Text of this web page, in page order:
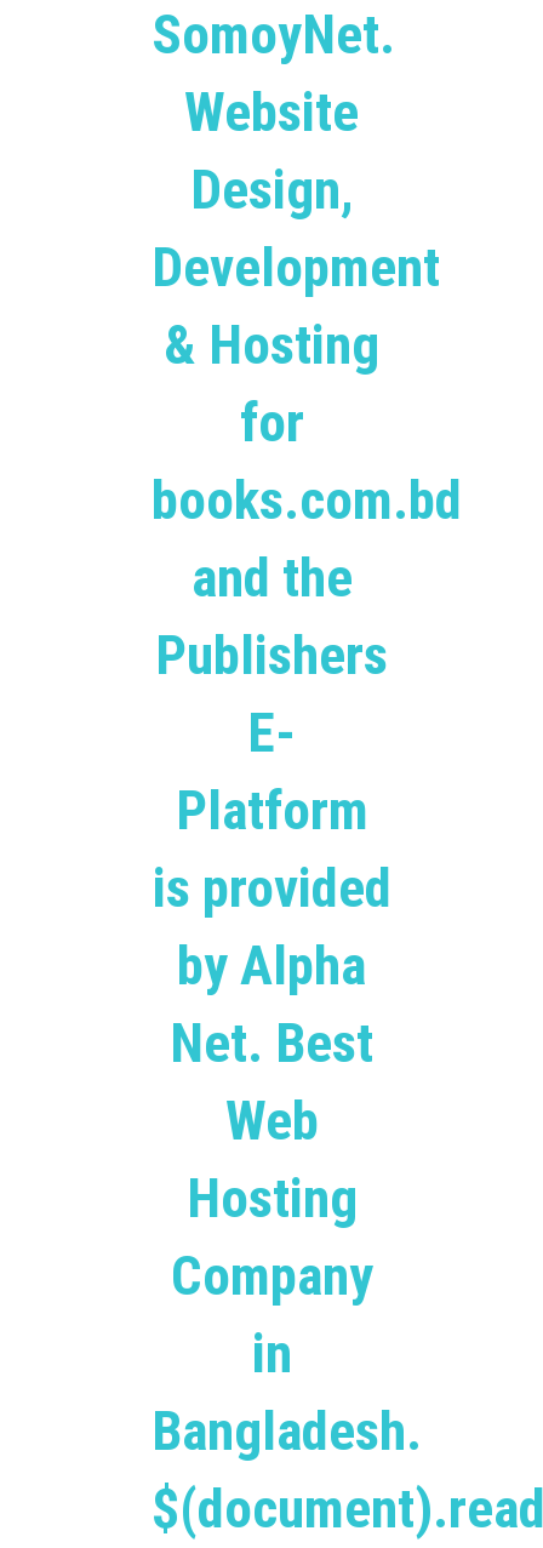
SomoyNet.
Website
Design,
Development
& Hosting
for
books.com.bd
and the
Publishers
E-
Platform
is provided
by Alpha
Net. Best
Web
Hosting
Company
in
Bangladesh.